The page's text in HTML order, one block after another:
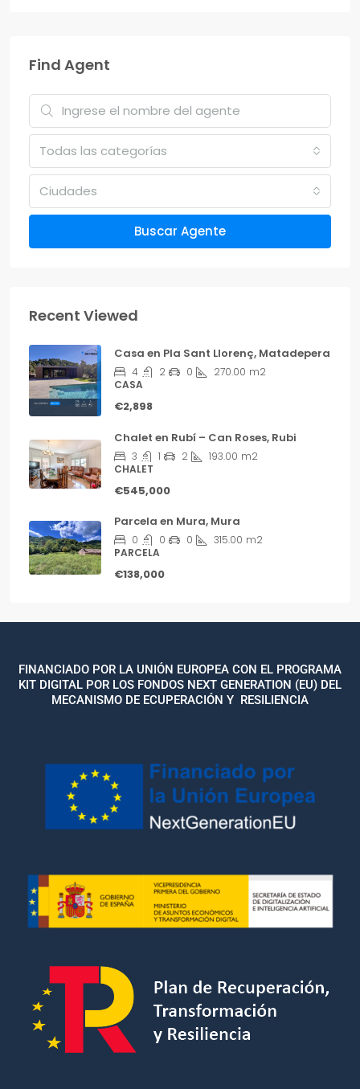
Find Agent
Todas las categorías
Ciudades
Buscar Agente
Recent Viewed
Casa en Pla Sant Llorenç, Matadepera
4 2 0 270.00 m2
CASA
€2,898
Chalet en Rubí – Can Roses, Rubi
3 1 2 193.00 m2
CHALET
€545,000
Parcela en Mura, Mura
0 0 0 315.00 m2
PARCELA
€138,000
FINANCIADO POR LA UNIÓN EUROPEA CON EL PROGRAMA
KIT DIGITAL POR LOS FONDOS NEXT GENERATION (EU) DEL
MECANISMO DE ECUPERACIÓN Y RESILIENCIA